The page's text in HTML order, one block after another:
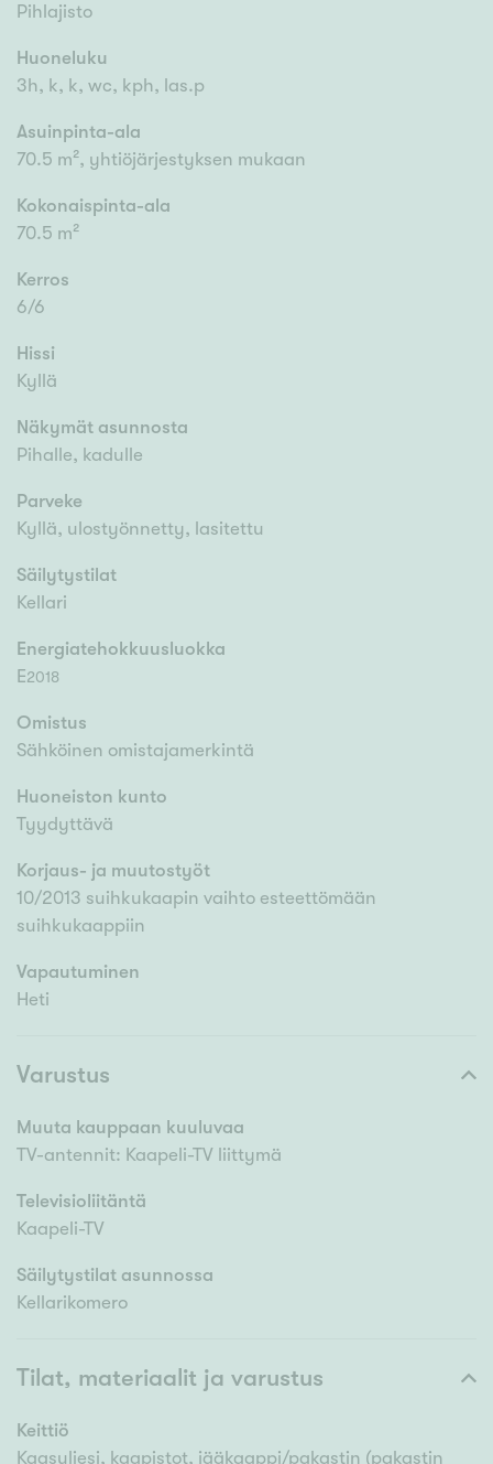
Pihlajisto
Huoneluku
3h, k, k, wc, kph, las.p
Asuinpinta-ala
70.5 m², yhtiöjärjestyksen mukaan
Kokonaispinta-ala
70.5 m²
Kerros
6/6
Hissi
Kyllä
Näkymät asunnosta
Pihalle, kadulle
Parveke
Kyllä, ulostyönnetty, lasitettu
Säilytystilat
Kellari
Energiatehokkuusluokka
E2018
Omistus
Sähköinen omistajamerkintä
Huoneiston kunto
Tyydyttävä
Korjaus- ja muutostyöt
10/2013 suihkukaapin vaihto esteettömään
suihkukaappiin
Vapautuminen
Heti
Varustus
Muuta kauppaan kuuluvaa
TV-antennit: Kaapeli-TV liittymä
Televisioliitäntä
Kaapeli-TV
Säilytystilat asunnossa
Kellarikomero
Tilat, materiaalit ja varustus
Keittiö
Kaasuliesi, kaapistot, jääkaappi/pakastin (pakastin